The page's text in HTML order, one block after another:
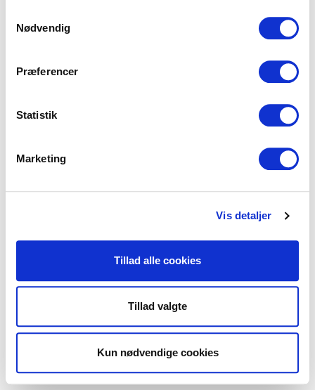
Nødvendig
Præferencer
Statistik
Marketing
Vis detaljer
Tillad alle cookies
Tillad valgte
Kun nødvendige cookies